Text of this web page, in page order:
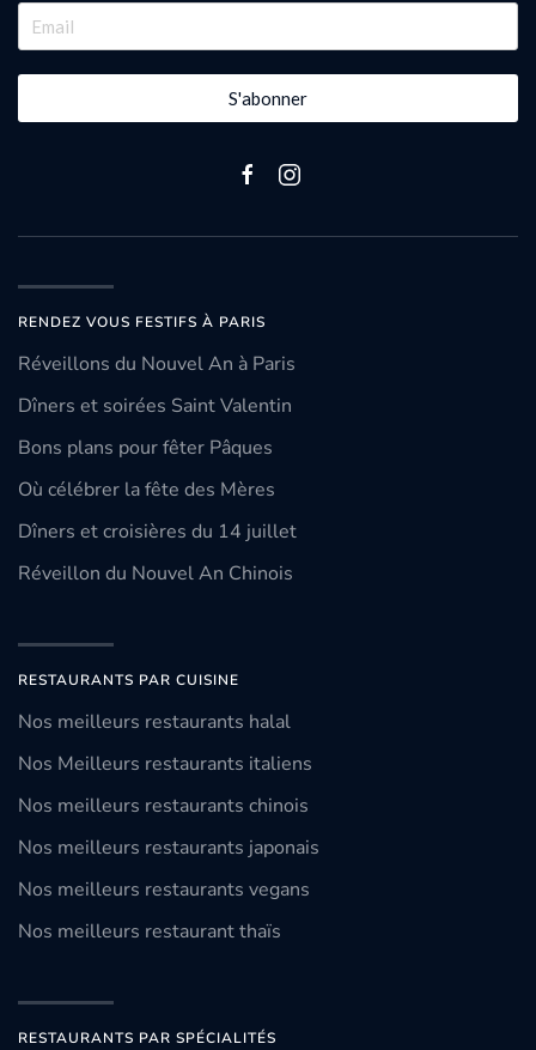
S'abonner
RENDEZ VOUS FESTIFS À PARIS
Réveillons du Nouvel An à Paris
Dîners et soirées Saint Valentin
Bons plans pour fêter Pâques
Où célébrer la fête des Mères
Dîners et croisières du 14 juillet
Réveillon du Nouvel An Chinois
RESTAURANTS PAR CUISINE
Nos meilleurs restaurants halal
Nos Meilleurs restaurants italiens
Nos meilleurs restaurants chinois
Nos meilleurs restaurants japonais
Nos meilleurs restaurants vegans
Nos meilleurs restaurant thaïs
RESTAURANTS PAR SPÉCIALITÉS